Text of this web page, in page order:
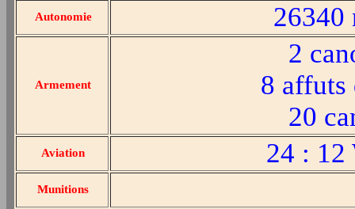
Autonomie 26340
Armement
2
8 affuts
20
Aviation 24 : 12
Munitions